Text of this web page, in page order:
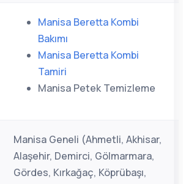
Manisa Beretta Kombi
Bakımı
Manisa Beretta Kombi
Tamiri
Manisa Petek Temizleme
Manisa Geneli (Ahmetli, Akhisar,
Alaşehir, Demirci, Gölmarmara,
Gördes, Kırkağaç, Köprübaşı,